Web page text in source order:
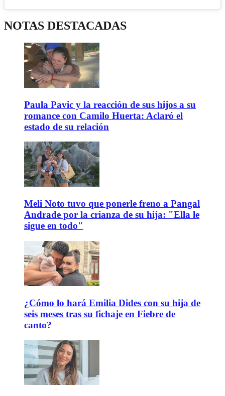
NOTAS DESTACADAS
Paula Pavic y la reacción de sus hijos a su
romance con Camilo Huerta: Aclaró el
estado de su relación
Meli Noto tuvo que ponerle freno a Pangal
Andrade por la crianza de su hija: "Ella le
sigue en todo"
¿Cómo lo hará Emilia Dides con su hija de
seis meses tras su fichaje en Fiebre de
canto?